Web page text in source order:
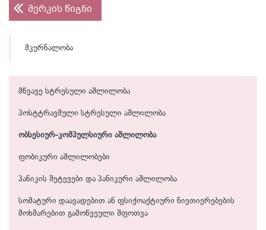
მერკის წიგნი
მკურნალობა
მწვავე სტრესული აშლილობა
პოსტტრავმული სტრესული აშლილობა
ობსესიურ-კომპულსიური აშლილობა
ფობიკური აშლილობები
პანიკის შეტევები და პანიკური აშლილობა
სომატური დაავადებით ან ფსიქოაქტიური ნივთიერებების
მოხმარებით გამოწვეული შფოთვა